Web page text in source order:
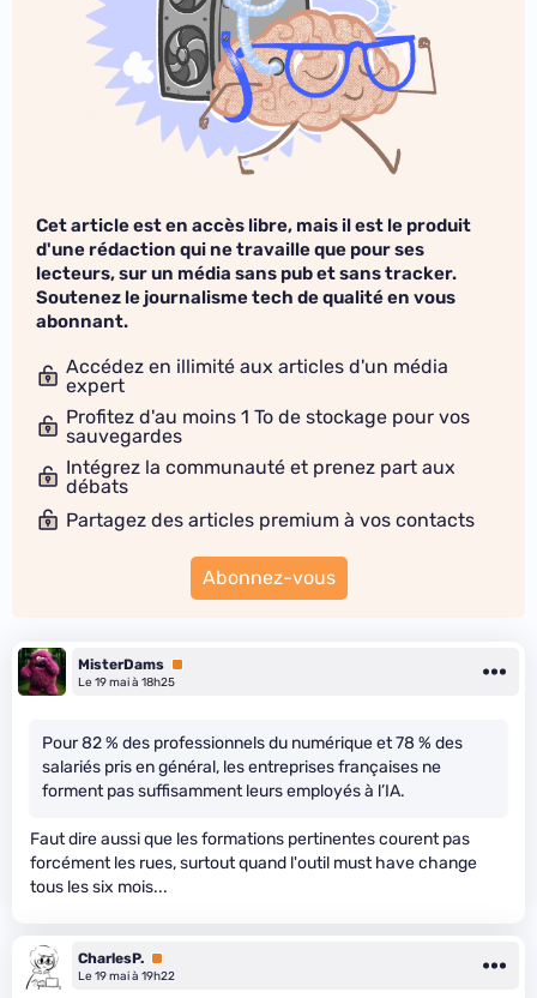
Cet article est en accès libre, mais il est le produit
d'une rédaction qui ne travaille que pour ses
lecteurs, sur un média sans pub et sans tracker.
Soutenez le journalisme tech de qualité en vous
abonnant.
Accédez en illimité aux articles d'un média
expert
Profitez d'au moins 1 To de stockage pour vos
sauvegardes
Intégrez la communauté et prenez part aux
débats
Partagez des articles premium à vos contacts
Abonnez-vous
MisterDams Premium
Le 19 mai à 18h25
Pour 82 % des professionnels du numérique et 78 % des
salariés pris en général, les entreprises françaises ne
forment pas suffisamment leurs employés à l’IA.
Faut dire aussi que les formations pertinentes courent pas
forcément les rues, surtout quand l'outil must have change
tous les six mois...
CharlesP. Premium
Le 19 mai à 19h22